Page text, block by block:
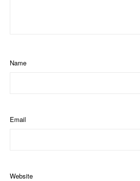
Name
Email
Website